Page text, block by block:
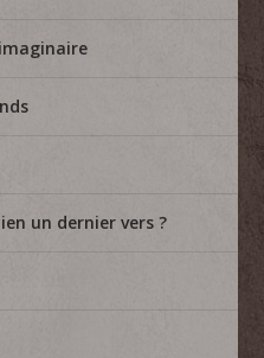
un dernier vers ?